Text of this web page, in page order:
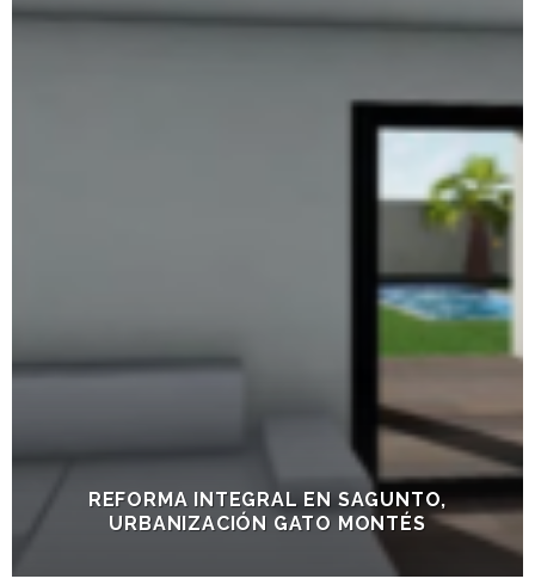
REFORMA INTEGRAL EN SAGUNTO,
URBANIZACIÓN GATO MONTÉS